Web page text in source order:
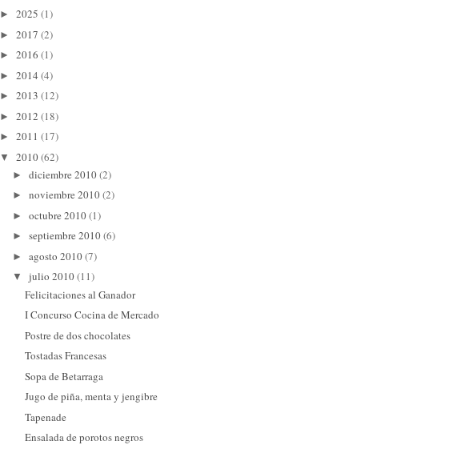
► 2025 (1)
► 2017 (2)
► 2016 (1)
► 2014 (4)
► 2013 (12)
► 2012 (18)
► 2011 (17)
▼ 2010(62)
► diciembre 2010(2)
► noviembre 2010(2)
► octubre 2010(1)
► septiembre 2010(6)
► agosto 2010(7)
▼ julio 2010(11)
Felicitaciones al Ganador
I Concurso Cocina de Mercado
Postre de dos chocolates
Tostadas Francesas
Sopa de Betarraga
Jugo de piña, menta y jengibre
Tapenade
Ensalada de porotos negros